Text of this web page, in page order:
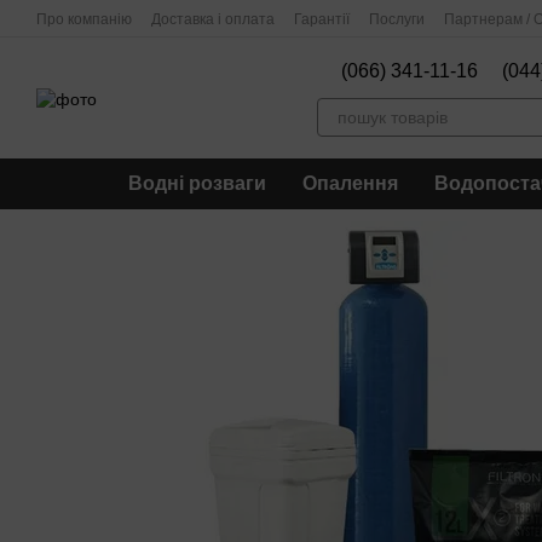
Перейти до основного контенту
Про компанію Доставка і оплата Гарантії Послуги Партнерам /
(066) 341-11-16
Водні розваги Опалення